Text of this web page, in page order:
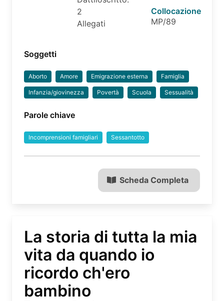
2
Allegati
Collocazione
MP/89
Soggetti
Aborto Amore Emigrazione esterna Famiglia
Infanzia/giovinezza Povertà Scuola Sessualità
Parole chiave
Incomprensioni famigliari Sessantotto
Scheda Completa
La storia di tutta la mia
vita da quando io
ricordo ch'ero
bambino